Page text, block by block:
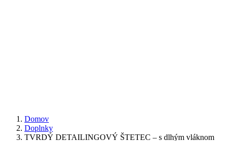
Domov
Doplnky
TVRDÝ DETAILINGOVÝ ŠTETEC – s dlhým vláknom